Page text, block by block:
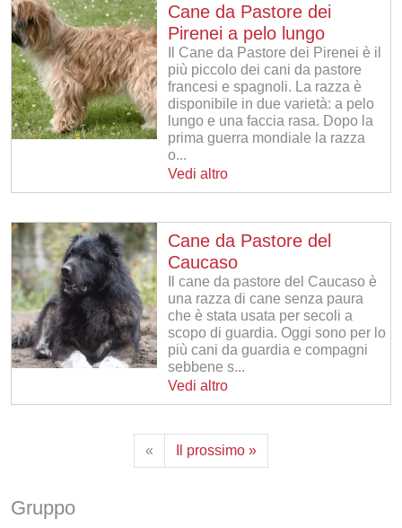
Cane da Pastore dei
Pirenei a pelo lungo
Il Cane da Pastore dei Pirenei è il
più piccolo dei cani da pastore
francesi e spagnoli. La razza è
disponibile in due varietà: a pelo
lungo e una faccia rasa. Dopo la
prima guerra mondiale la razza
o...
Vedi altro
Cane da Pastore del
Caucaso
Il cane da pastore del Caucaso è
una razza di cane senza paura
che è stata usata per secoli a
scopo di guardia. Oggi sono per lo
più cani da guardia e compagni
sebbene s...
Vedi altro
« Il prossimo »
Gruppo